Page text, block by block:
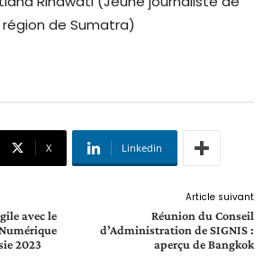
région de Sumatra)
X Linkedin
avec le
2023
Article suivant
Réunion du Conseil
d’Administration de SIGNIS :
aperçu de Bangkok